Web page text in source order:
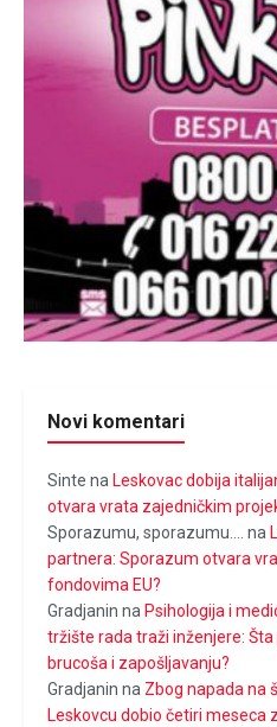
Novi komentari
Sinte na Leskovac dobija
otvara vrata zajedničkim
Sporazumu, sporazumu....
na
partnera: Sporazum otvara
fondovima EU?
Gradjanin na Psihologija i
tržište rada traži inženjere:
brucoša i zapošljavanju?
Gradjanin na Zbog napada na
Leskovcu dobio četiri meseca